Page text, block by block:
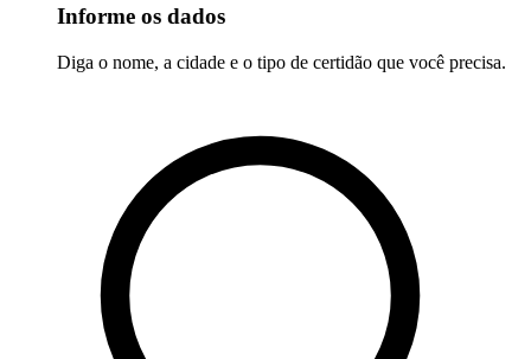
Informe os dados
Diga o nome, a cidade e o tipo de certidão que você precisa.